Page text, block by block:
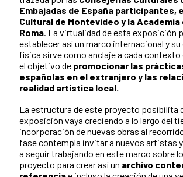
Embajadas de España participantes,
Cultural de Montevideo y la Academia
Roma. La virtualidad de esta exposición
establecer así un marco internacional y
física sirve como anclaje a cada
el objetivo de promocionar las
españolas en el extranjero y las
realidad artística local.
La estructura de este proyecto posibilita
exposición vaya creciendo a lo largo del
incorporación de nuevas obras al
fase contempla invitar a nuevos artistas
a seguir trabajando en este marco sobre
proyecto para crear así un archivo